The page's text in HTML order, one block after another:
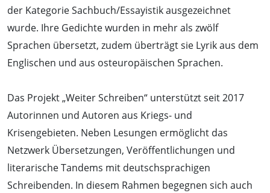
der Kategorie Sachbuch/Essayistik ausgezeichnet
wurde. Ihre Gedichte wurden in mehr als zwölf
Sprachen übersetzt, zudem überträgt sie Lyrik aus dem
Englischen und aus osteuropäischen Sprachen.
Das Projekt „Weiter Schreiben“ unterstützt seit 2017
Autorinnen und Autoren aus Kriegs- und
Krisengebieten. Neben Lesungen ermöglicht das
Netzwerk Übersetzungen, Veröffentlichungen und
literarische Tandems mit deutschsprachigen
Schreibenden. In diesem Rahmen begegnen sich auch